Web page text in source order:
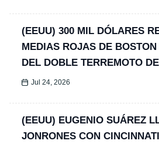
(EEUU) 300 MIL DÓLARES
MEDIAS ROJAS DE
DEL DOBLE TERREMOTO
Jul 24, 2026
(EEUU) EUGENIO SUÁREZ
JONRONES CON CINCINNATI